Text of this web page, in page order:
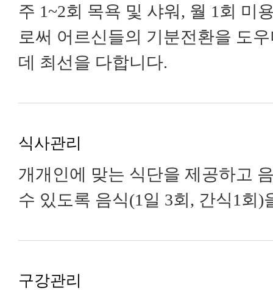
주 1~2회 목욕 및 샤워, 월 1회 미
로써 어르신들의 기분전환을 도
데 최선을 다합니다.
식사관리
개개인에 맞는 식단을 제공하고
수 있도록 음식(1일 3회, 간식1회)
구강관리